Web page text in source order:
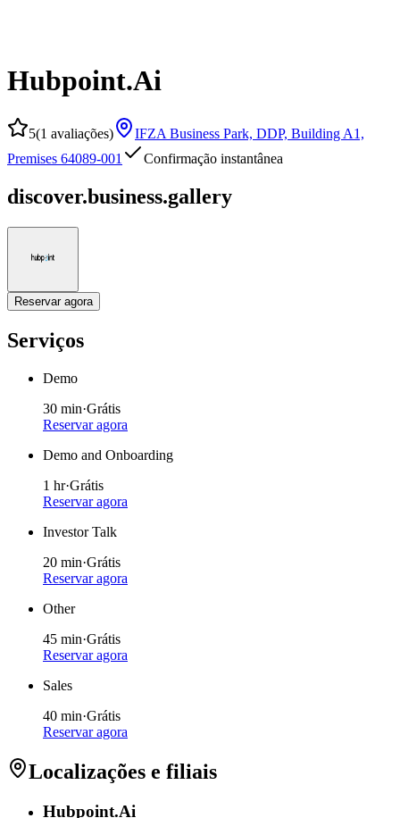
Hubpoint.Ai
5(1 avaliações)
IFZA Business Park, DDP, Building A1,
Premises 64089-001
Confirmação instantânea
discover.business.gallery
Reservar agora
Serviços
Demo
30 min·Grátis
Reservar agora
Demo and Onboarding
1 hr·Grátis
Reservar agora
Investor Talk
20 min·Grátis
Reservar agora
Other
45 min·Grátis
Reservar agora
Sales
40 min·Grátis
Reservar agora
Localizações e filiais
Hubpoint.Ai